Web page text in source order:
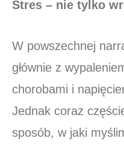
Stres – nie tylko
W powszechnej
głównie z
chorobami i
Jednak coraz
sposób, w jaki